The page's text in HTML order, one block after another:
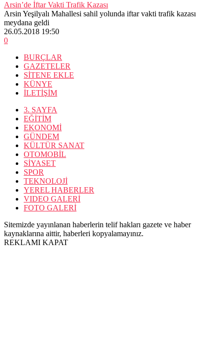
Arsin’de İftar Vakti Trafik Kazası
Arsin Yeşilyalı Mahallesi sahil yolunda iftar vakti trafik kazası
meydana geldi
26.05.2018 19:50
0
BURÇLAR
GAZETELER
SİTENE EKLE
KÜNYE
İLETİŞİM
3. SAYFA
EĞİTİM
EKONOMİ
GÜNDEM
KÜLTÜR SANAT
OTOMOBİL
SİYASET
SPOR
TEKNOLOJİ
YEREL HABERLER
VIDEO GALERİ
FOTO GALERİ
Sitemizde yayınlanan haberlerin telif hakları gazete ve haber
kaynaklarına aittir, haberleri kopyalamayınız.
REKLAMI KAPAT